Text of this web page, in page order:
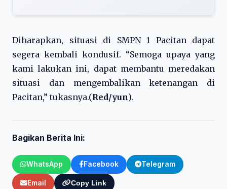
Diharapkan, situasi di SMPN 1 Pacitan dapat
segera kembali kondusif. “Semoga upaya yang
kami lakukan ini, dapat membantu meredakan
situasi dan mengembalikan ketenangan di
Pacitan,” tukasnya.(Red/yun).
Bagikan Berita Ini:
WhatsApp Facebook Telegram
Email Copy Link